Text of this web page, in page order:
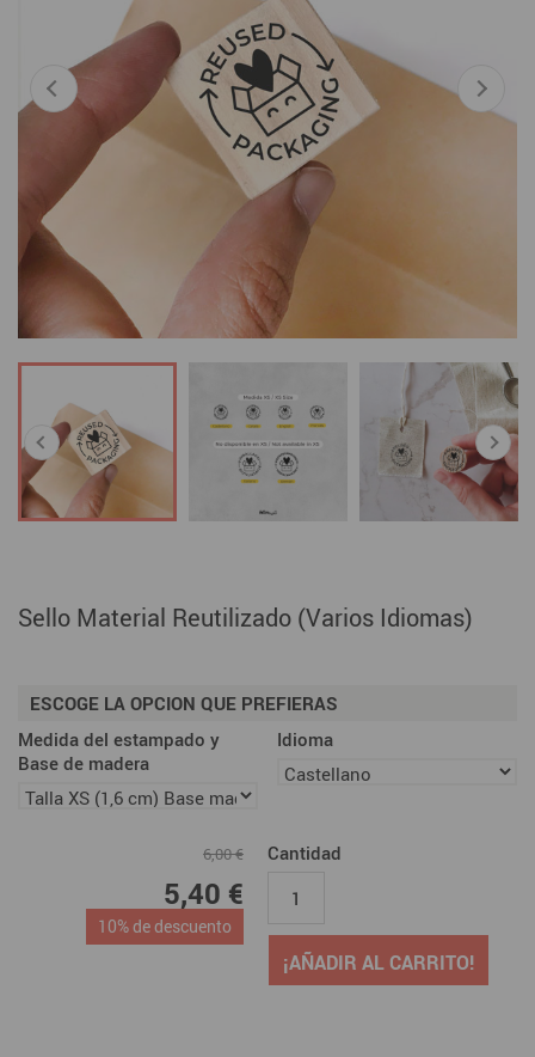
Sello Material Reutilizado (Varios Idiomas)
ESCOGE LA OPCION QUE PREFIERAS
Medida del estampado y
Base de madera
Idioma
6,00 €
5,40 €
10% de descuento
Cantidad
¡AÑADIR AL CARRITO!